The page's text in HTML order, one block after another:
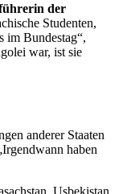
der
Studenten,
im Bundestag“,
war, ist sie
anderer Staaten
haben
Usbekistan,